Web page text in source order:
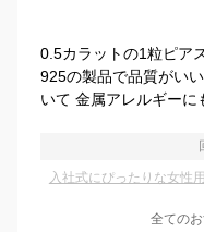
0.5カラットの1粒ピア
925の製品で品質がい
いて 金属アレルギーに
入社式にぴったりな女性
全ての